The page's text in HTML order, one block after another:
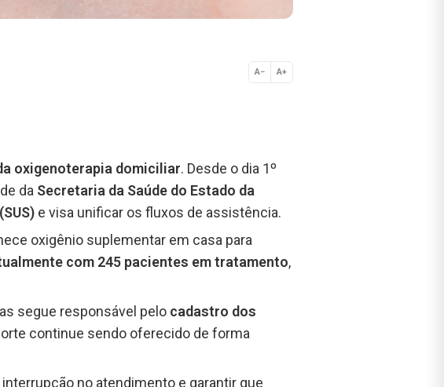
A− A+
Normal
oxigenoterapia domiciliar. Desde o dia 1º
da Secretaria da Saúde do Estado da
e visa unificar os fluxos de assistência.
oxigênio suplementar em casa para
com 245 pacientes em tratamento,
segue responsável pelo cadastro dos
continue sendo oferecido de forma
interrupção no atendimento e garantir que